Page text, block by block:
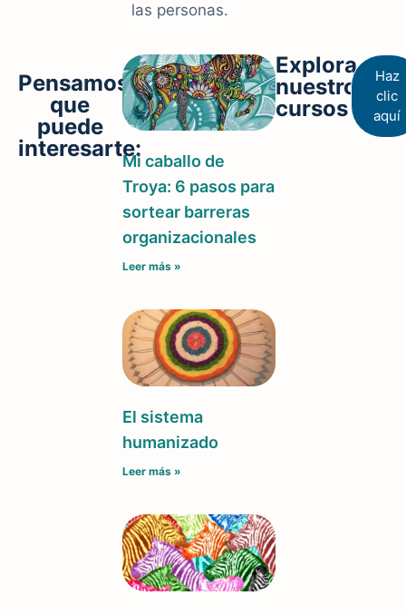
Pensamos
que
puede
interesarte:
Mi caballo de
Troya: 6 pasos para
sortear barreras
organizacionales
Leer más »
El sistema
humanizado
Leer más »
Explora
nuestros
cursos
Haz
clic
aquí
las personas.